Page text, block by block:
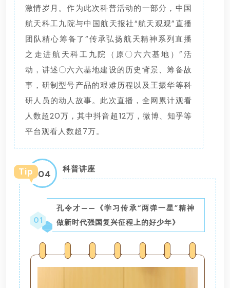
激情岁月。作为此次科普活动的一部分，中国
航天科工九院与中国航天报社“航天观观”直播
团队精心筹备了“传承弘扬航天精神系列直播
之走进航天科工九院（原〇六六基地）”活
动，讲述〇六六基地建设的历史背景、筹备故
事，研制型号产品的艰难历程以及王振华等科
研人员的动人故事。此次直播，全网累计观看
人数超20万，其中抖音超12万，微博、知乎等
平台观看人数超7万。
Tip 04 科普讲座
01
孔令才——《学习传承“两弹一星”精神
做新时代强国复兴征程上的好少年》